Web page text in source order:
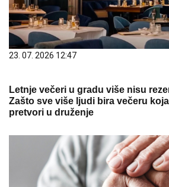
23. 07. 2026 12:47
Letnje večeri u gradu više nisu
Zašto sve više ljudi bira večeru
pretvori u druženje